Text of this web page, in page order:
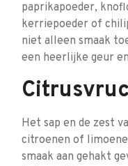
paprikapoeder,
kerriepoeder of
niet alleen smaak
een heerlijke geur
Het sap en de zest
citroenen of
smaak aan gehakt